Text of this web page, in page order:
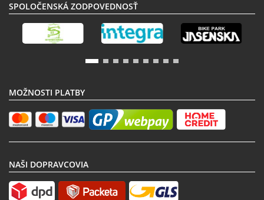
SPOLOČENSKÁ ZODPOVEDNOSŤ
MOŽNOSTI PLATBY
NAŠI DOPRAVCOVIA